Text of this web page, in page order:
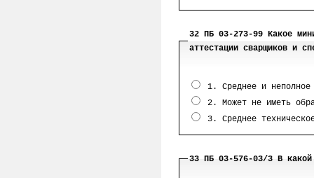
32 ПБ 03-273-99 Какое
аттестации сварщиков и
1. Среднее и неполное
2. Может не иметь
3. Среднее
33 ПБ 03-576-03/3 В какой